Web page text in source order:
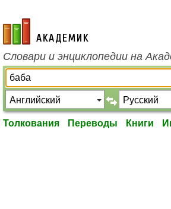
academic.ru
Словари и энциклопедии на
Толкования Переводы Книги